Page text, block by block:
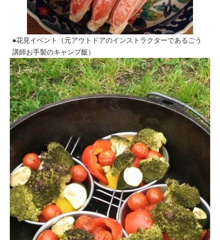
●花見イベント（元アウトドアのインストラクターであるごう
講師お手製のキャンプ飯）